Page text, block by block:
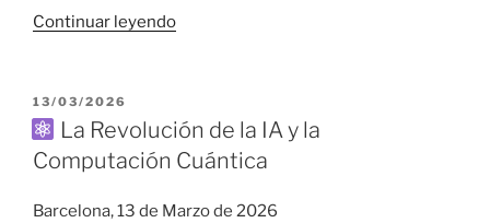
Continuar leyendo«La
en
la
de
PUBLICADO
EL
13/03/2026
La Revolución de la IA y la
Computación Cuántica
Barcelona, 13 de Marzo de 2026